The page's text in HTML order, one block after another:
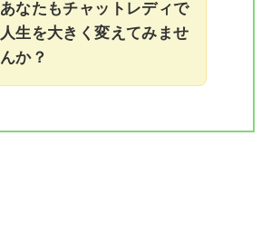
あなたもチャットレディで
人生を大きく変えてみませ
んか？